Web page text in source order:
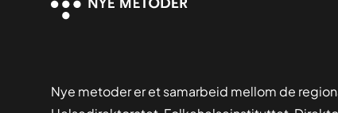
Nye metoder er et samarbeid mellom de